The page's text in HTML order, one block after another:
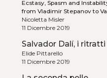
Ecstasy, Spasm and
from Vladimir Stepanov to
Nicoletta Misler
11 Dicembre 2019
Salvador Dalí, i
Elide Pittarello
11 Dicembre 2019